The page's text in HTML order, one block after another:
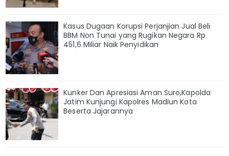
Kasus Dugaan Korupsi Perjanjian Jual Beli
BBM Non Tunai yang Rugikan Negara Rp
451,6 Miliar Naik Penyidikan
Kunker Dan Apresiasi Aman Suro,Kapolda
Jatim Kunjungi Kapolres Madiun Kota
Beserta Jajarannya